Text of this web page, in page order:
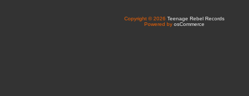
Copyright © 2026 Teenage Rebel Records
Powered by osCommerce